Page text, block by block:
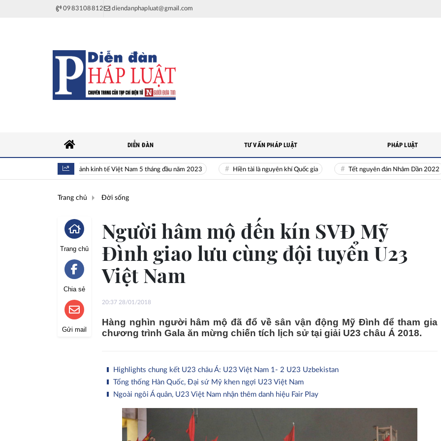
0983108812 diendanphapluat@gmail.com
Toàn cảnh kinh tế Việt Nam 5 tháng đầu năm 2023 Hiền tài là nguyên khí Quốc gia Tết nguyên đán Nhâm Dần 2022
DIỄN ĐÀN TƯ VẤN PHÁP LUẬT PHÁP LUẬT
Trang chủ Đời sống
Trang chủ
Chia sẻ
Gửi mail
Người hâm mộ đến kín SVĐ Mỹ
Đình giao lưu cùng đội tuyển U23
Việt Nam
20:37 28/01/2018
Hàng nghìn người hâm mộ đã đổ về sân vận động Mỹ Đình để tham gia
chương trình Gala ăn mừng chiến tích lịch sử tại giải U23 châu Á 2018.
Highlights chung kết U23 châu Á: U23 Việt Nam 1- 2 U23 Uzbekistan
Tổng thống Hàn Quốc, Đại sứ Mỹ khen ngợi U23 Việt Nam
Ngoài ngôi Á quân, U23 Việt Nam nhận thêm danh hiệu Fair Play